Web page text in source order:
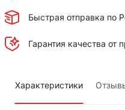
Быстрая отправка по
Гарантия качества от
Характеристики